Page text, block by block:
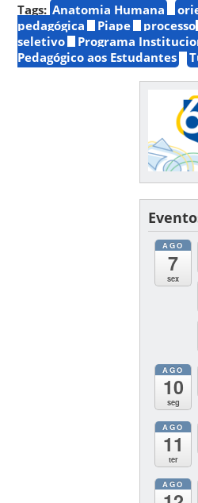
Tags: Anatomia Humana
pedagógica
Piape
processo
seletivo
Programa
Pedagógico aos Estudantes
AGO
7
sex
AGO
10
seg
AGO
11
ter
AGO